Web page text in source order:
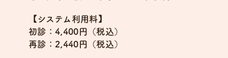
【システム利用料】
初診：4,400円（税込）
再診：2,440円（税込）